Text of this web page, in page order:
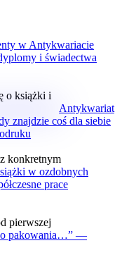
w Antykwariacie
i świadectwa
o książki i
Antykwariat
znajdzie coś dla siebie
konkretnym
w ozdobnych
prace
pierwszej
pakowania…” —